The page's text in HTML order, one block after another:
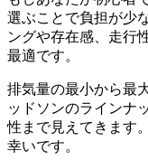
選ぶことで負担が少
ングや存在感、走行
最適です。
排気量の最小から最
ッドソンのラインナ
性まで見えてきます
幸いです。